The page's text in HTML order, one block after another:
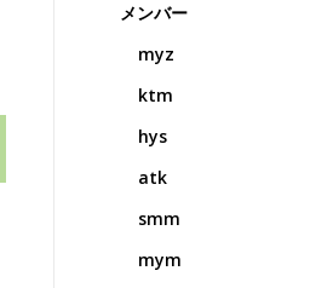
メンバー
myz
ktm
hys
atk
smm
mym